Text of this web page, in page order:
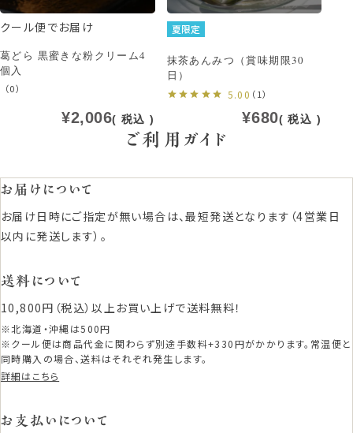
クール便でお届け
葛どら 黒蜜きな粉クリーム4
個入
（0）
¥2,006 税込
夏限定
抹茶あんみつ（賞味期限30
日）
5.00 （1）
¥680 税込
ご利用ガイド
お届けについて
お届け日時にご指定が無い場合は、最短発送となります（4営業日
以内に発送します）。
送料について
10,800円（税込）以上お買い上げで送料無料！
※北海道・沖縄は500円
※クール便は商品代金に関わらず別途手数料+330円がかかります。常温便と
同時購入の場合、送料はそれぞれ発生します。
詳細はこちら
お支払いについて